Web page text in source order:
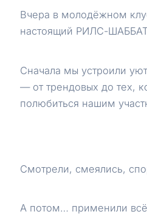
Вчера в молодёжном
настоящий РИЛС-
Сначала мы устроили
— от трендовых до тех,
полюбиться нашим
Смотрели, смеялись,
А потом… применили всё